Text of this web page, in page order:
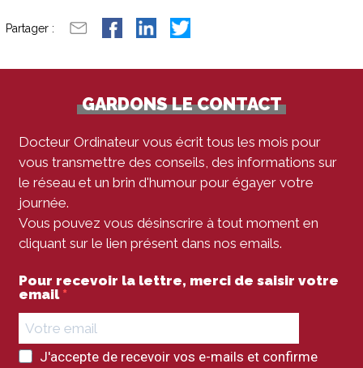
Partager :
GARDONS LE CONTACT
Docteur Ordinateur vous écrit tous les mois pour
vous transmettre des conseils, des informations sur
le réseau et un brin d'humour pour égayer votre
journée.
Vous pouvez vous désinscrire à tout moment en
cliquant sur le lien présent dans nos emails.
Pour recevoir la lettre, merci de saisir votre
email
J'accepte de recevoir vos e-mails et confirme